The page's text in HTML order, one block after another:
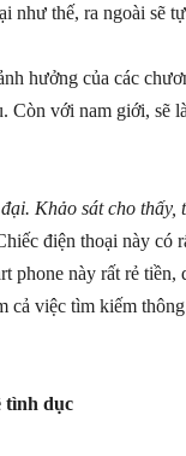
như thế, ra ngoài sẽ
hưởng của các
với nam giới, sẽ
Khảo sát cho thấy,
điện thoại này có
này rất rẻ tiền,
cả việc tìm kiếm
tình dục